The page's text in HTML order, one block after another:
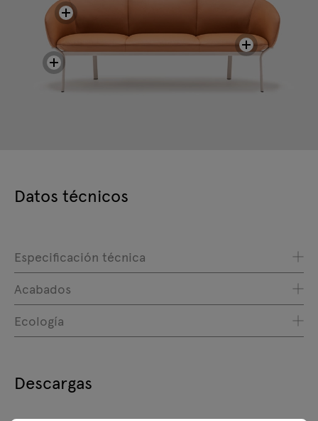
Datos técnicos
Especificación técnica
Acabados
Ecología
Descargas